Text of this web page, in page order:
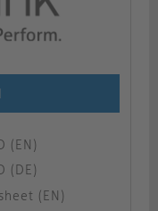
(EN)
(DE)
(EN)